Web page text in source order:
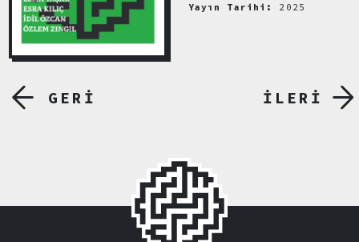
GERİ
Yayın Tarihi: 2025
İLERİ